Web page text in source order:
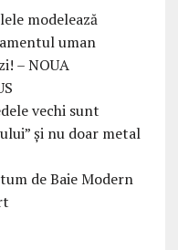
modelează
uman
– NOUA
vechi sunt
și nu doar metal
de Baie Modern